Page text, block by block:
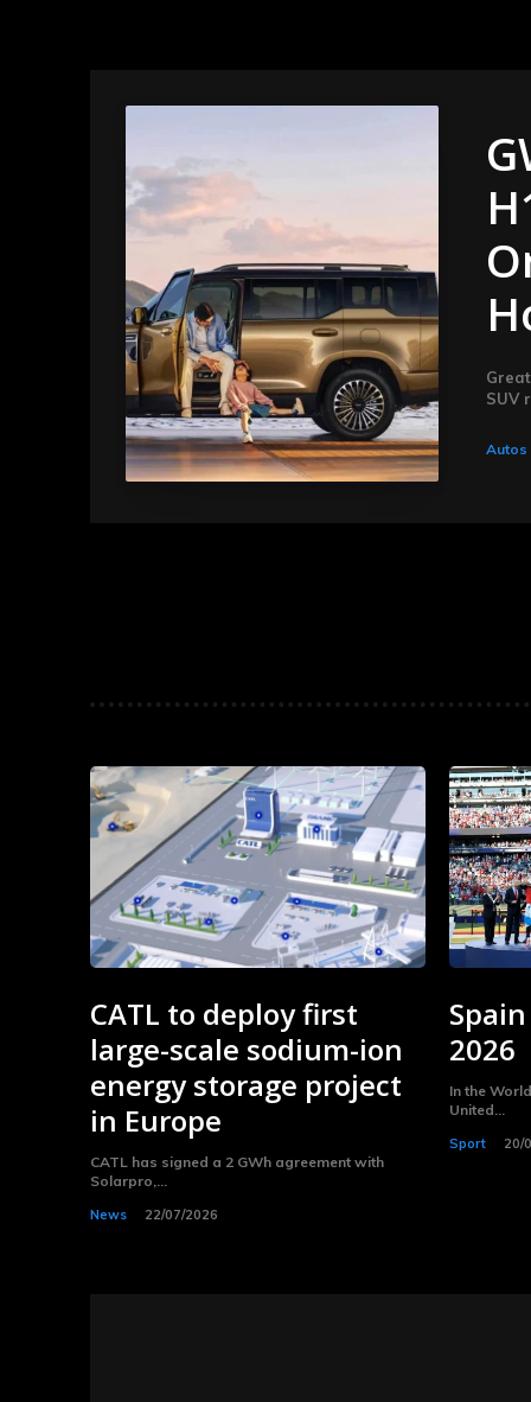
SUV
Autos
CATL to deploy first
large-scale sodium-ion
energy storage project
in Europe
CATL has signed a 2 GWh agreement with
Solarpro,...
News 22/07/2026
2026
In the
United...
Sport 20/